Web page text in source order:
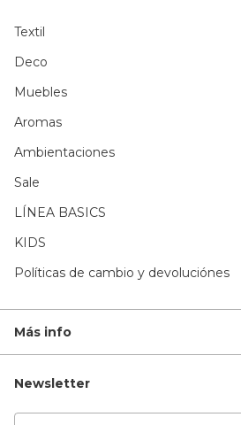
Textil
Deco
Muebles
Aromas
Ambientaciones
Sale
LÍNEA BASICS
KIDS
Políticas de cambio y devoluciónes
Más info
Newsletter